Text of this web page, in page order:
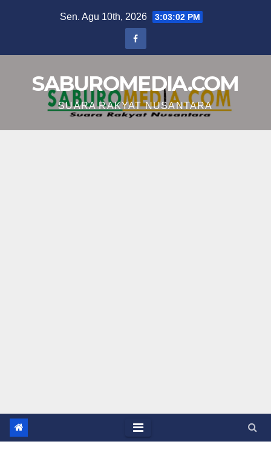
Sen. Agu 10th, 2026 3:03:03 PM
SABUROMEDIA.COM
SUARA RAKYAT NUSANTARA